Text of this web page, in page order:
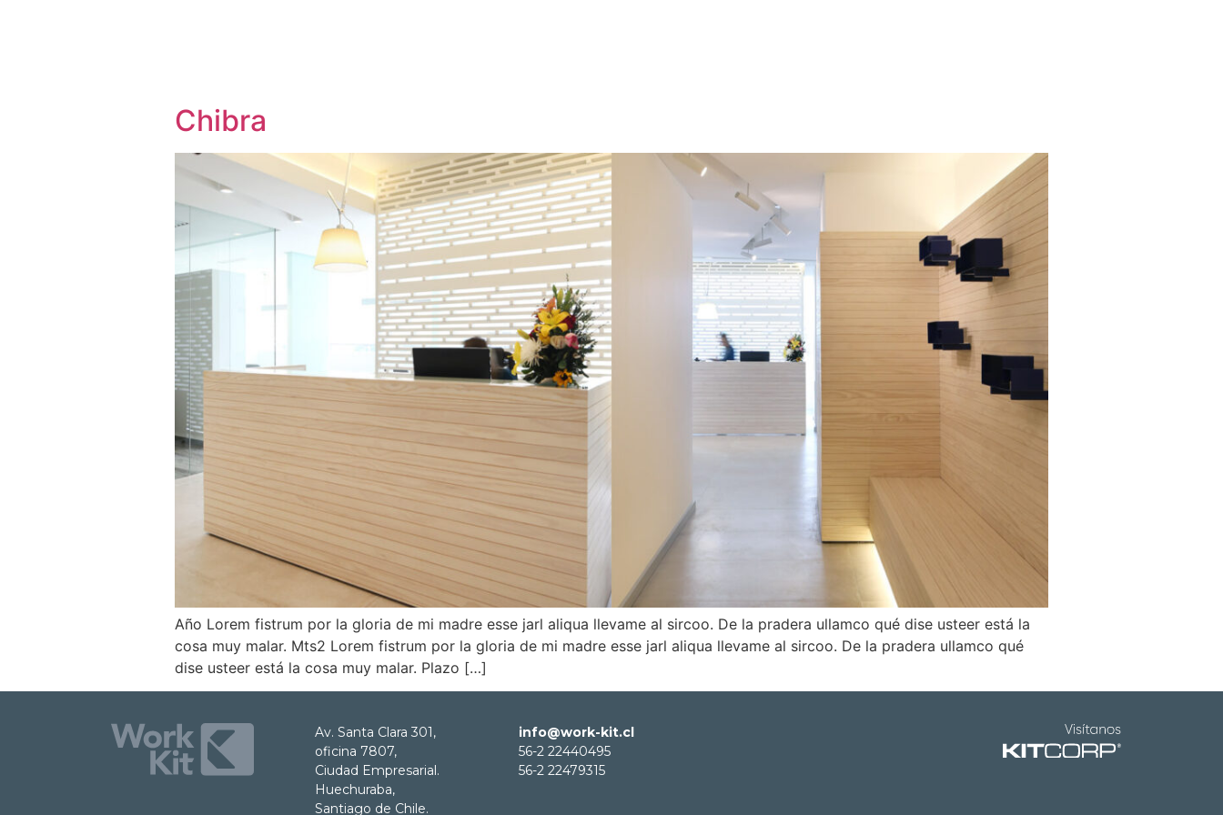
Chibra
Año Lorem fistrum por la gloria de mi madre esse jarl aliqua llevame al sircoo. De la pradera ullamco qué dise usteer está la
cosa muy malar. Mts2 Lorem fistrum por la gloria de mi madre esse jarl aliqua llevame al sircoo. De la pradera ullamco qué
dise usteer está la cosa muy malar. Plazo […]
Av. Santa Clara 301,
oficina 7807,
Ciudad Empresarial.
Huechuraba,
Santiago de Chile.
info@work-kit.cl
56-2 22440495
56-2 22479315